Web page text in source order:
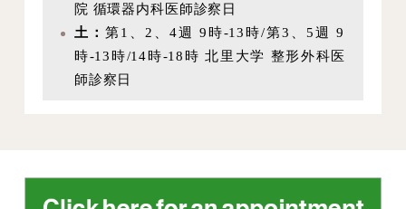
院 循環器内科医師診察日
土： 第1、2、4週 9時-13時/第3、5週 9
時-13時/14時-18時 北里大学 整形外科医
師診察日